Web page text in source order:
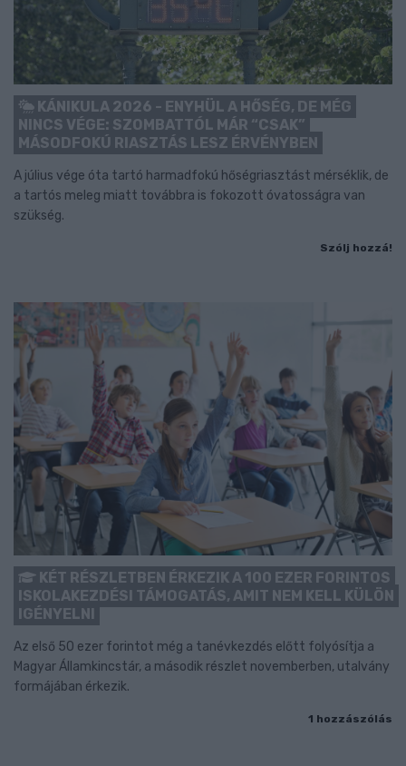
KÁNIKULA 2026 - ENYHÜL A HŐSÉG, DE MÉG
NINCS VÉGE: SZOMBATTÓL MÁR “CSAK”
MÁSODFOKÚ RIASZTÁS LESZ ÉRVÉNYBEN
A július vége óta tartó harmadfokú hőségriasztást mérséklik, de
a tartós meleg miatt továbbra is fokozott óvatosságra van
szükség.
Szólj hozzá!
KÉT RÉSZLETBEN ÉRKEZIK A 100 EZER FORINTOS
ISKOLAKEZDÉSI TÁMOGATÁS, AMIT NEM KELL KÜLÖN
IGÉNYELNI
Az első 50 ezer forintot még a tanévkezdés előtt folyósítja a
Magyar Államkincstár, a második részlet novemberben, utalvány
formájában érkezik.
1 hozzászólás